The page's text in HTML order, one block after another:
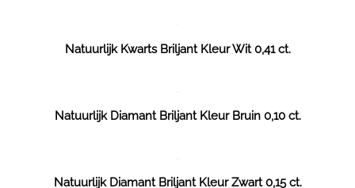
Natuurlijk Kwarts Briljant Kleur Wit 0,41 ct.
Natuurlijk Diamant Briljant Kleur Bruin 0,10 ct.
Natuurlijk Diamant Briljant Kleur Zwart 0,15 ct.